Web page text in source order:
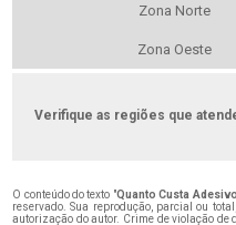
Zona Norte
Zona Oeste
Verifique as regiões que
O conteúdo do texto "Quanto Custa
reservado. Sua reprodução, parcial ou
autorização do autor. Crime de violação